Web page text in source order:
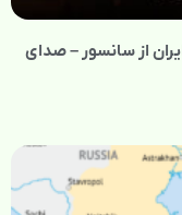
از سانسور – صدای